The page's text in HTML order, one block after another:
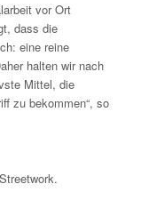
vor Ort
dass die
eine reine
halten wir nach
Mittel, die
zu bekommen“, so